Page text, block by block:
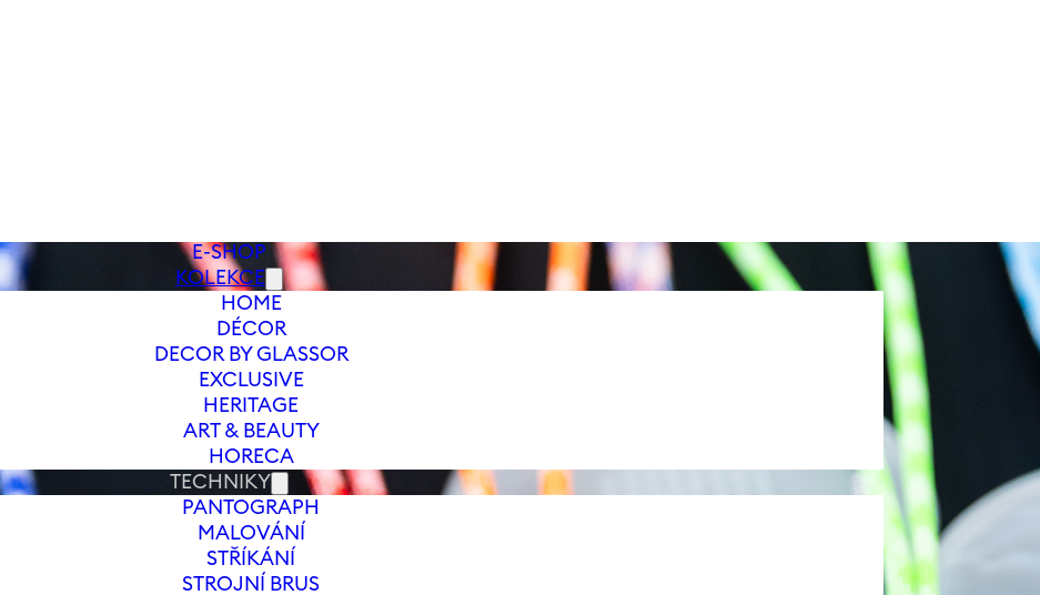
E-SHOP
KOLEKCE
HOME
DÉCOR
DECOR BY GLASSOR
EXCLUSIVE
HERITAGE
ART & BEAUTY
HORECA
TECHNIKY
PANTOGRAPH
MALOVÁNÍ
STŘÍKÁNÍ
STROJNÍ BRUS